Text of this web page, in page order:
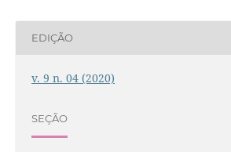
EDIÇÃO
v. 9 n. 04 (2020)
SEÇÃO